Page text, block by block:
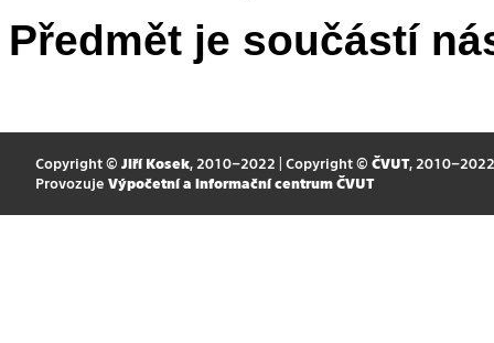
Předmět je součástí
Copyright © Jiří Kosek, 2010–2022 | Copyright © ČVUT, 2010–2022
Provozuje Výpočetní a informační centrum ČVUT